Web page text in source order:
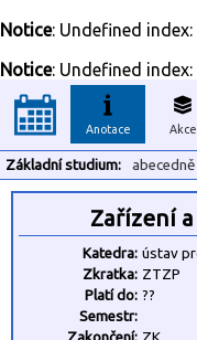
Notice: Undefined index:
Notice: Undefined index:
Anotace Akce
Základní studium: abecedně
Zařízení
Katedra: ústav
Zkratka: ZTZP
Platí do: ??
Semestr: